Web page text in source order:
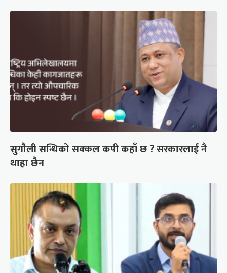
सुगौली सन्धिको सक्कल कपी कहाँ छ ? सरकारलाई नै
थाहा छैन